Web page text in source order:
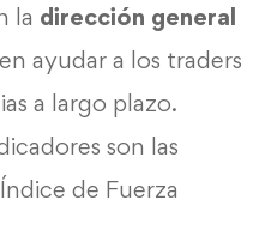
la dirección general
ayudar a los traders
a largo plazo.
son las
de Fuerza